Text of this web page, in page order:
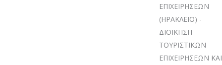
ΕΠΙΧΕΙΡΗΣΕΩΝ
(ΗΡΑΚΛΕΙΟ) -
ΔΙΟΙΚΗΣΗ
ΤΟΥΡΙΣΤΙΚΩΝ
ΕΠΙΧΕΙΡΗΣΕΩΝ ΚΑΙ